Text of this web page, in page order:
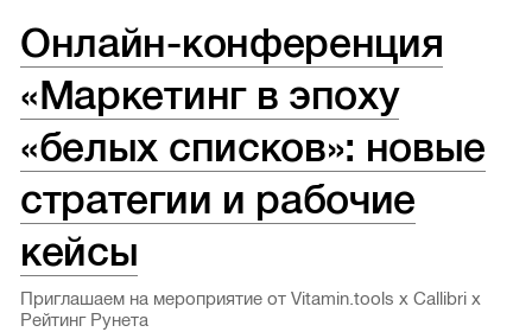
Онлайн-конференция
«Маркетинг в эпоху
«белых списков»: новые
стратегии и рабочие
кейсы
Приглашаем на мероприятие от Vitamin.tools х Callibri х
Рейтинг Рунета